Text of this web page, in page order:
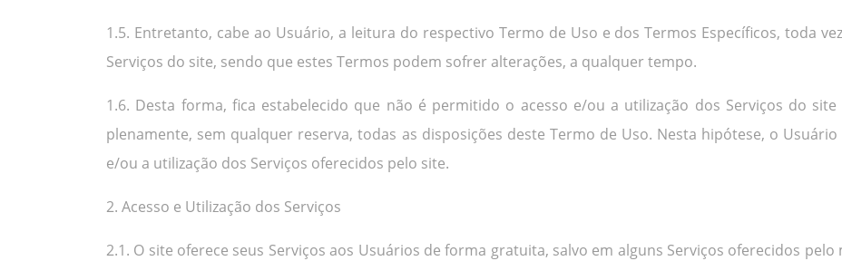
1.5. Entretanto, cabe ao Usuário, a leitura do respectivo Termo de Uso e dos Termos Específicos, toda
Serviços do site, sendo que estes Termos podem sofrer alterações, a qualquer tempo.
1.6. Desta forma, fica estabelecido que não é permitido o acesso e/ou a utilização dos Serviços do
plenamente, sem qualquer reserva, todas as disposições deste Termo de Uso. Nesta hipótese, o
e/ou a utilização dos Serviços oferecidos pelo site.
2. Acesso e Utilização dos Serviços
2.1. O site oferece seus Serviços aos Usuários de forma gratuita, salvo em alguns Serviços oferecidos